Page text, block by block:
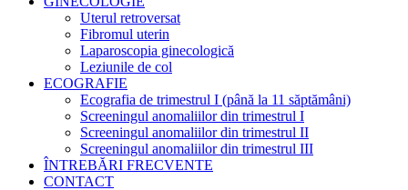
Uterul retroversat
Fibromul uterin
Laparoscopia ginecologică
Leziunile de col
ECOGRAFIE
Ecografia de trimestrul I (până la 11 săptămâni)
Screeningul anomaliilor din trimestrul I
Screeningul anomaliilor din trimestrul II
Screeningul anomaliilor din trimestrul III
ÎNTREBĂRI FRECVENTE
CONTACT